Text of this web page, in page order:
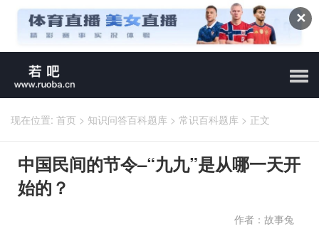
✕
现在位置: 首页 > 知识问答百科题库 > 常识百科题库 > 正文
中国民间的节令–“九九”是从哪一天开
始的？
作者：故事兔